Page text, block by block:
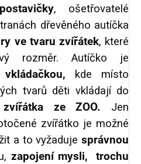
, ošetřovatelé
dřevěného autíčka
ve tvaru zvířátek, které
rozměr. Autíčko je
kde místo
tvarů děti vkládají do
zvířátka ze ZOO. Jen
zvířátko je možné
a to vyžaduje správnou
zapojení mysli, trochu